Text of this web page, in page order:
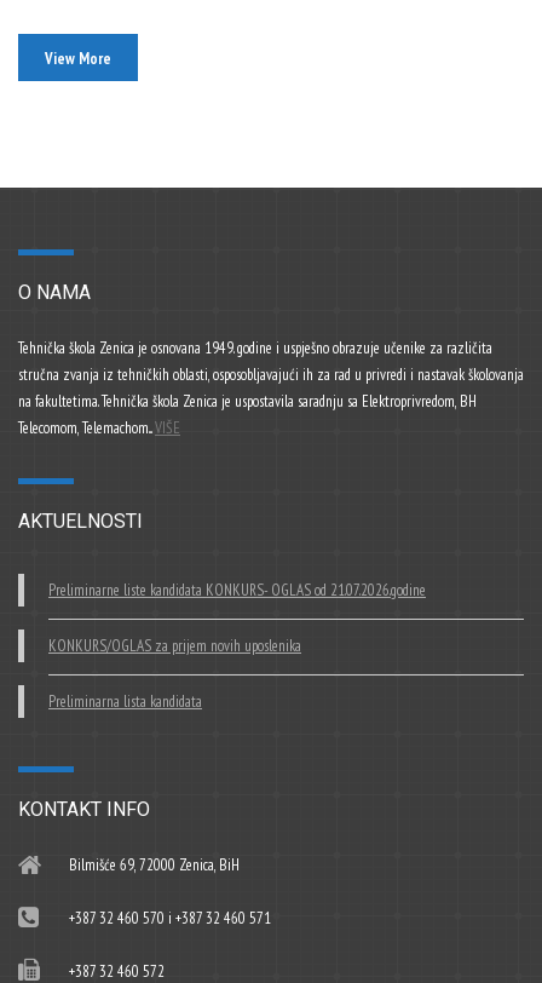
View More
O NAMA
Tehnička škola Zenica je osnovana 1949. godine i uspješno obrazuje učenike za različita
stručna zvanja iz tehničkih oblasti, osposobljavajući ih za rad u privredi i nastavak školovanja
na fakultetima. Tehnička škola Zenica je uspostavila saradnju sa Elektroprivredom, BH
Telecomom, Telemachom...VIŠE
AKTUELNOSTI
Preliminarne liste kandidata KONKURS- OGLAS od 21.07.2026.godine
KONKURS/OGLAS za prijem novih uposlenika
Preliminarna lista kandidata
KONTAKT INFO
Bilmišće 69, 72000 Zenica, BiH
+387 32 460 570 i +387 32 460 571
+387 32 460 572